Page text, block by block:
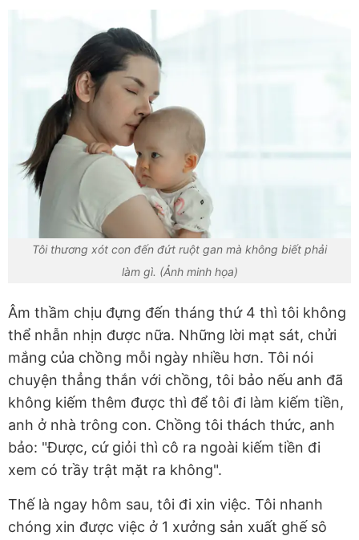
Tôi thương xót con đến đứt ruột gan mà không biết phải
làm gì. (Ảnh minh họa)
Âm thầm chịu đựng đến tháng thứ 4 thì tôi không
thể nhẫn nhịn được nữa. Những lời mạt sát, chửi
mắng của chồng mỗi ngày nhiều hơn. Tôi nói
chuyện thẳng thắn với chồng, tôi bảo nếu anh đã
không kiếm thêm được thì để tôi đi làm kiếm tiền,
anh ở nhà trông con. Chồng tôi thách thức, anh
bảo: "Được, cứ giỏi thì cô ra ngoài kiếm tiền đi
xem có trầy trật mặt ra không".
Thế là ngay hôm sau, tôi đi xin việc. Tôi nhanh
chóng xin được việc ở 1 xưởng sản xuất ghế sô